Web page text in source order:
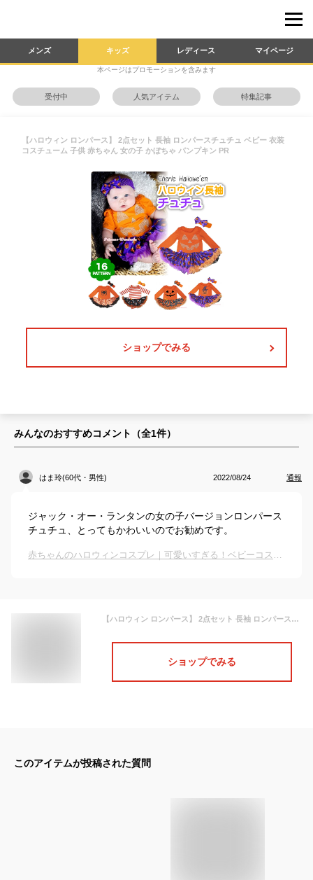
メンズ キッズ レディース マイページ
本ページはプロモーションを含みます
受付中 人気アイテム 特集記事
【ハロウィン ロンパース】 2点セット 長袖 ロンパースチュチュ ベビー 衣装
コスチューム 子供 赤ちゃん 女の子 かぼちゃ パンプキン PR
ショップでみる
みんなのおすすめコメント（全1件）
はま玲(60代・男性) 2022/08/24 通報
ジャック・オー・ランタンの女の子バージョンロンパース
チュチュ、とってもかわいいのでお勧めです。
赤ちゃんのハロウィンコスプレ｜可愛いすぎる！ベビーコスプレ仮装のおすすめは？
【ハロウィン ロンパース】 2点セット 長袖 ロンパースチュチュ ベビー 衣装 コスチューム 子供 赤ちゃん 女の子 かぼちゃ パンプキン PR
ショップでみる
このアイテムが投稿された質問